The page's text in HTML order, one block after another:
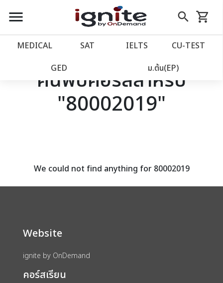
close
account_balance หน้าแรก
เว็บไซต์อิกไนท์
โปรโมชั่น
assignment ลงทะเบียน
menu search
Skip
to
shopping_cart
รถเข็น
MEDICAL SAT IELTS CU‑TEST
GED ม.ต้น(EP)
ค้นพบคอร์สสำหรับ
"80002019"
We could not find anything for 80002019
Website
ignite by OnDemand
คอร์สเรียน